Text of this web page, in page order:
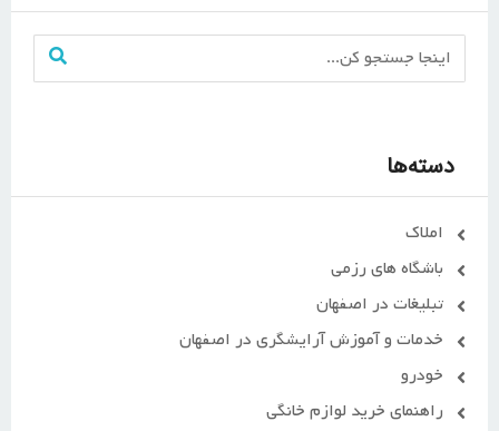
دسته‌ها
املاک
باشگاه های رزمی
تبلیغات در اصفهان
خدمات و آموزش آرایشگری در اصفهان
خودرو
راهنمای خرید لوازم خانگی